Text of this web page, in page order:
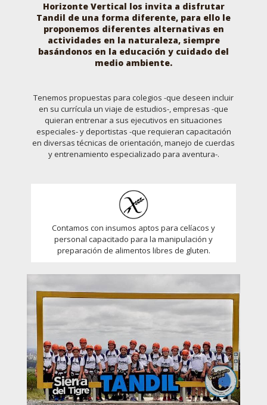
Horizonte Vertical los invita a disfrutar
Tandil de una forma diferente, para ello le
proponemos diferentes alternativas en
actividades en la naturaleza, siempre
basándonos en la educación y cuidado del
medio ambiente.
Tenemos propuestas para colegios -que deseen incluir
en su currícula un viaje de estudios-, empresas -que
quieran entrenar a sus ejecutivos en situaciones
especiales- y deportistas -que requieran capacitación
en diversas técnicas de orientación, manejo de cuerdas
y entrenamiento especializado para aventura-.
Contamos con insumos aptos para celíacos y
personal capacitado para la manipulación y
preparación de alimentos libres de gluten.